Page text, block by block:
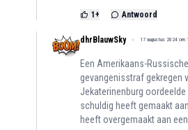
1 + Antwoord
dhrBlauwSky 17 augustus 2024 om
Een Amerikaans-
gevangenisstraf gekregen
Jekaterinenburg
schuldig heeft gemaakt
heeft overgemaakt aan